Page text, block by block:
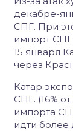
декабре-
СПГ. При
импорт СПГ
15 января
через
Катар
СПГ. (16%
импорта
идти